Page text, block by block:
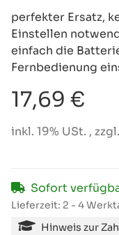
perfekter Ersatz,
Einstellen
einfach die
Fernbedienung
17,69 €
inkl. 19% USt. , zzgl.
Sofort
Lieferzeit: 2 - 4
Hinweis zur